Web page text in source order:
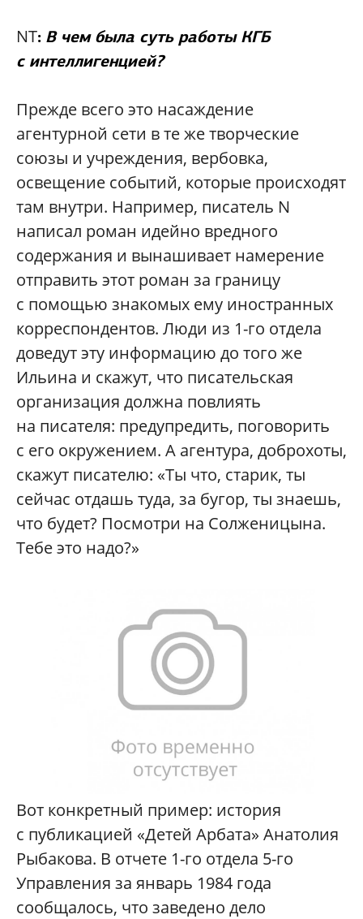
NT: В чем была суть работы КГБ
с интеллигенцией?
Прежде всего это насаждение
агентурной сети в те же творческие
союзы и учреждения, вербовка,
освещение событий, которые происходят
там внутри. Например, писатель N
написал роман идейно вредного
содержания и вынашивает намерение
отправить этот роман за границу
с помощью знакомых ему иностранных
корреспондентов. Люди из 1-го отдела
доведут эту информацию до того же
Ильина и скажут, что писательская
организация должна повлиять
на писателя: предупредить, поговорить
с его окружением. А агентура, доброхоты,
скажут писателю: «Ты что, старик, ты
сейчас отдашь туда, за бугор, ты знаешь,
что будет? Посмотри на Солженицына.
Тебе это надо?»
Вот конкретный пример: история
с публикацией «Детей Арбата» Анатолия
Рыбакова. В отчете 1-го отдела 5-го
Управления за январь 1984 года
сообщалось, что заведено дело